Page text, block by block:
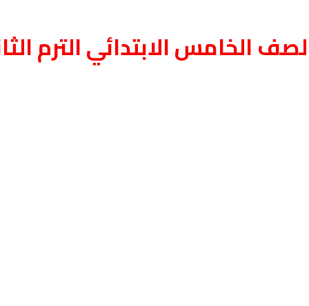
الخامس الابتدائي الترم الثاني